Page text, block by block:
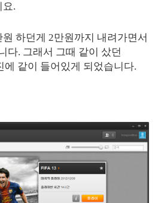
요.
하던게 2만원까지 내려가면서
다. 그래서 그때 같이 샀던
같이 들어있게 되었습니다.